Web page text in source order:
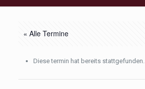
« Alle Termine
Diese termin hat bereits stattgefunden.